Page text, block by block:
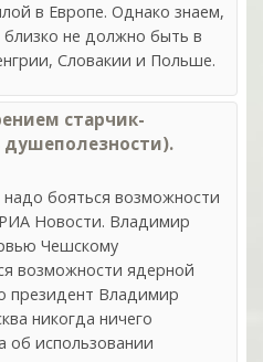
в Европе. Однако знаем,
не должно быть в
Словакии и Польше.
старчик-
душеполезности).
надо бояться возможности
Новости. Владимир
Чешскому
возможности ядерной
президент Владимир
никогда ничего
об использовании